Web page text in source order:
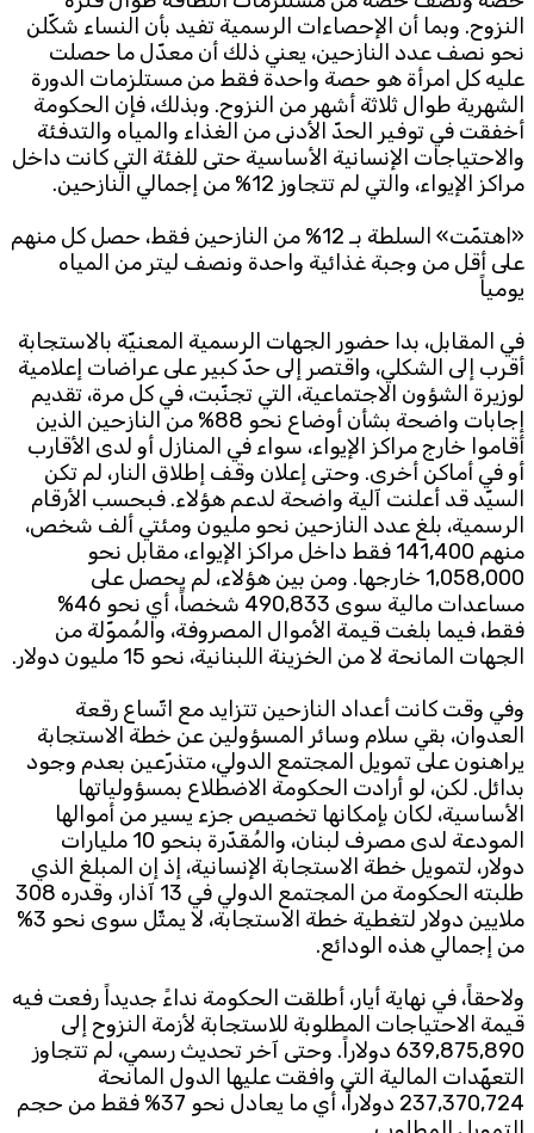
النزوح. وبما أن الإحصاءات الرسمية تفيد بأن النساء شكّلن
نحو نصف عدد النازحين، يعني ذلك أن معدّل ما حصلت
عليه كل امرأة هو حصة واحدة فقط من مستلزمات الدورة
الشهرية طوال ثلاثة أشهر من النزوح. وبذلك، فإن الحكومة
أخفقت في توفير الحدّ الأدنى من الغذاء والمياه والتدفئة
والاحتياجات الإنسانية الأساسية حتى للفئة التي كانت داخل
مراكز الإيواء، والتي لم تتجاوز 12% من إجمالي النازحين.
«اهتمّت» السلطة بـ 12% من النازحين فقط، حصل كل منهم
على أقل من وجبة غذائية واحدة ونصف ليتر من المياه
يومياً
في المقابل، بدا حضور الجهات الرسمية المعنيّة بالاستجابة
أقرب إلى الشكلي، واقتصر إلى حدّ كبير على عراضات إعلامية
لوزيرة الشؤون الاجتماعية، التي تجنّبت، في كل مرة، تقديم
إجابات واضحة بشأن أوضاع نحو 88% من النازحين الذين
أقاموا خارج مراكز الإيواء، سواء في المنازل أو لدى الأقارب
أو في أماكن أخرى. وحتى إعلان وقف إطلاق النار، لم تكن
السيّد قد أعلنت آلية واضحة لدعم هؤلاء. فبحسب الأرقام
الرسمية، بلغ عدد النازحين نحو مليون ومئتي ألف شخص،
منهم 141,400 فقط داخل مراكز الإيواء، مقابل نحو
1,058,000 خارجها. ومن بين هؤلاء، لم يحصل على
مساعدات مالية سوى 490,833 شخصاً، أي نحو 46%
فقط، فيما بلغت قيمة الأموال المصروفة، والمُموّلة من
الجهات المانحة لا من الخزينة اللبنانية، نحو 15 مليون دولار.
وفي وقت كانت أعداد النازحين تتزايد مع اتّساع رقعة
العدوان، بقي سلام وسائر المسؤولين عن خطة الاستجابة
يراهنون على تمويل المجتمع الدولي، متذرّعين بعدم وجود
بدائل. لكن، لو أرادت الحكومة الاضطلاع بمسؤولياتها
الأساسية، لكان بإمكانها تخصيص جزء يسير من أموالها
المودعة لدى مصرف لبنان، والمُقدّرة بنحو 10 مليارات
دولار، لتمويل خطة الاستجابة الإنسانية، إذ إن المبلغ الذي
طلبته الحكومة من المجتمع الدولي في 13 آذار، وقدره 308
ملايين دولار لتغطية خطة الاستجابة، لا يمثّل سوى نحو 3%
من إجمالي هذه الودائع.
ولاحقاً، في نهاية أيار، أطلقت الحكومة نداءً جديداً رفعت فيه
قيمة الاحتياجات المطلوبة للاستجابة لأزمة النزوح إلى
639,875,890 دولاراً. وحتى آخر تحديث رسمي، لم تتجاوز
التعهّدات المالية التي وافقت عليها الدول المانحة
237,370,724 دولاراً، أي ما يعادل نحو 37% فقط من حجم